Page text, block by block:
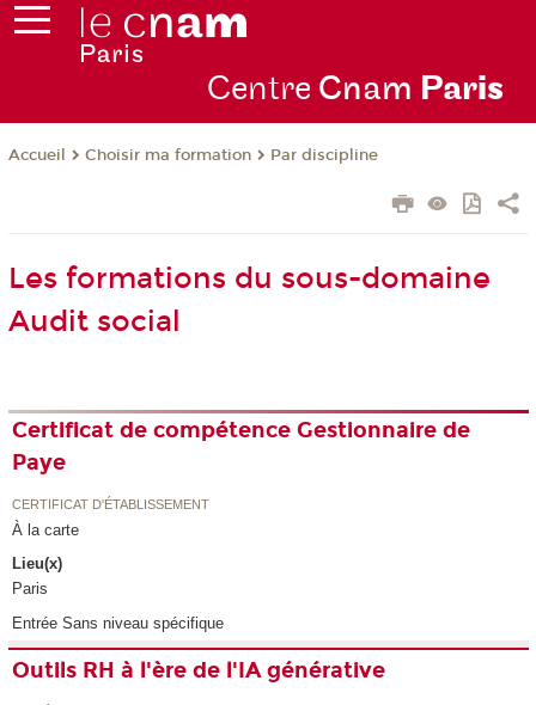
Centre Cnam Paris
Accueil Choisir ma formation Par discipline
Les formations du sous-domaine
Audit social
Certificat de compétence Gestionnaire de
Paye
CERTIFICAT D'ÉTABLISSEMENT
À la carte
Lieu(x)
Paris
Entrée Sans niveau spécifique
Outils RH à l'ère de l'IA générative